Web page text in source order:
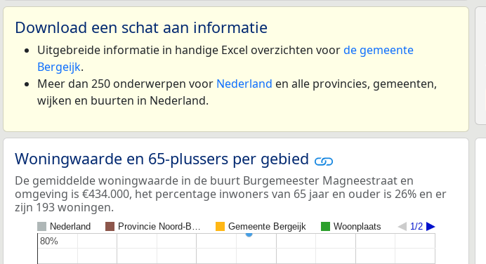
Download een schat aan informatie
Uitgebreide informatie in handige Excel overzichten voorde gemeente
Bergeijk.
Meer dan 250 onderwerpen voor Nederland en alle provincies, gemeenten,
wijken en buurten in Nederland.
Woningwaarde en 65-plussers per gebied
De gemiddelde woningwaarde in de buurt Burgemeester Magneestraat en
omgeving is €434.000, het percentage inwoners van 65 jaar en ouder is 26% en er
zijn 193 woningen.
Nederland Provincie Noord-B… Gemeente Bergeijk Woonplaats 1/2
80%
80%